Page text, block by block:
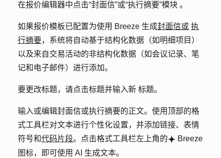
在报价编辑器中点击“封面信”或“执行摘要”模块 。
如果报价模板已配置为使用 Breeze 生成封面信或 执
行摘要，系统将自动基于结构化数据（如明细项目）
以及来自交易活动的非结构化数据（如会议记录、笔
记和电子邮件）进行添加。
要更改标题，请点击标题并输入新 标题。
输入或编辑封面信或执行摘要的正文。使用顶部的格
式工具栏对文本进行个性化设置，并添加链接、表情
符号和代码片段。点击格式工具栏左上角的breezeSingleStar Breeze
图标，即可使用 AI 生成文本。